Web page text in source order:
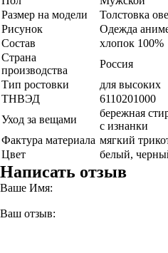
Размер на модели
Толстовка
Рисунок
Одежда
Состав
хлопок 100%
Страна
производства
Россия
Тип ростовки
для высоких
ТНВЭД
6110201000
Уход за вещами
бережная
с изнанки
Фактура материала мягкий
Цвет
белый,
Написать отзыв
Ваше Имя:
Ваш отзыв: